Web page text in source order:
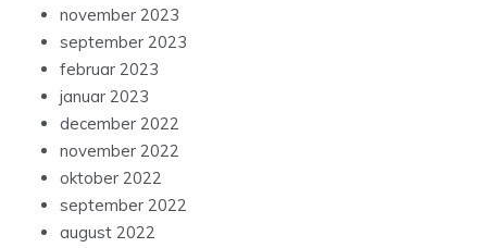
november 2023
september 2023
februar 2023
januar 2023
december 2022
november 2022
oktober 2022
september 2022
august 2022